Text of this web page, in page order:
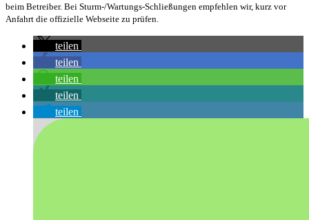
beim Betreiber. Bei Sturm-/Wartungs-Schließungen empfehlen wir, kurz vor
Anfahrt die offizielle Webseite zu prüfen.
teilen
teilen
teilen
teilen
teilen